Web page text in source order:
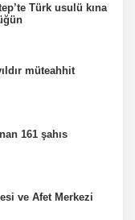
Türk usulü kına
müteahhit
161 şahıs
ve Afet Merkezi